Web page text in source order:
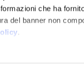
che ha
del banner non
.